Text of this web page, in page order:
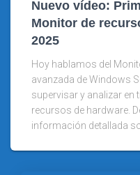
Nuevo vídeo:
Monitor de
2025
Hoy hablamos del
avanzada de Windows
supervisar y analizar en
recursos de hardware.
información detallada